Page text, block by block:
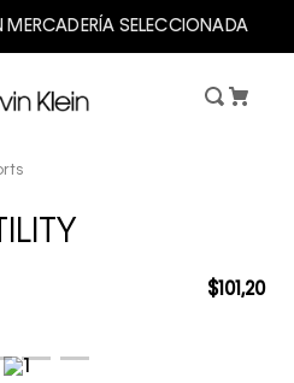
SELECCIONADA
$101 ,20